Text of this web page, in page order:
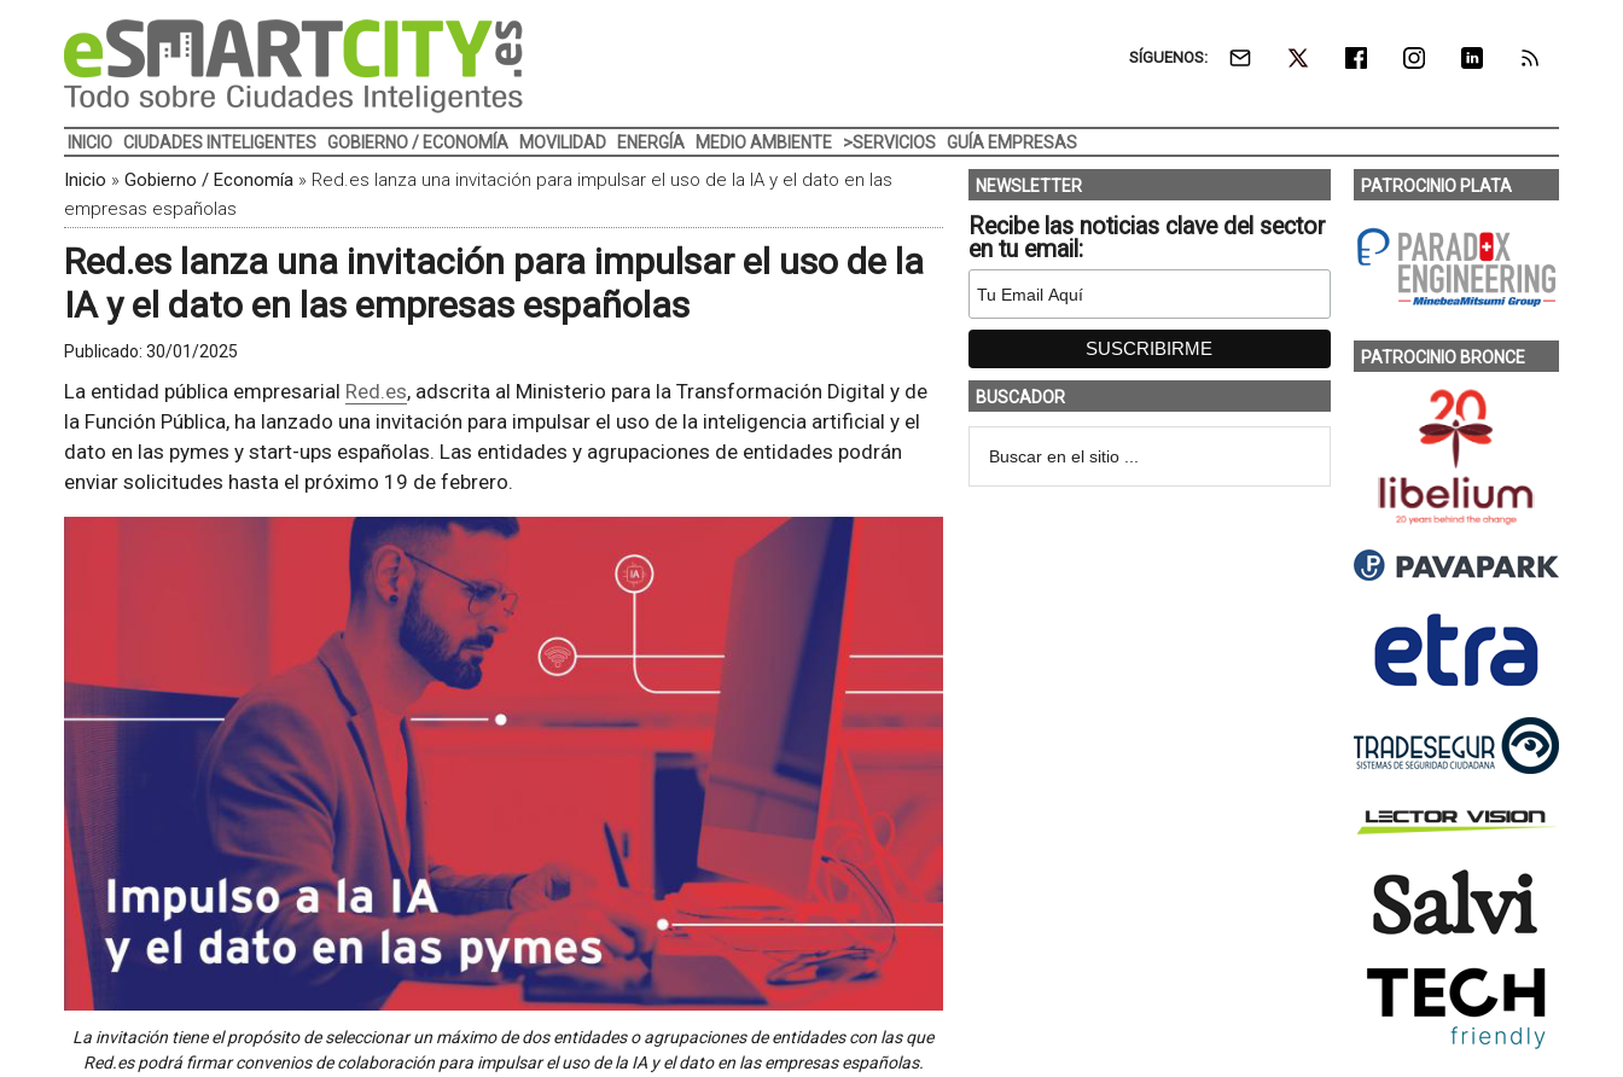
SÍGUENOS:
INICIO CIUDADES INTELIGENTES GOBIERNO / ECONOMÍA MOVILIDAD ENERGÍA MEDIO AMBIENTE >SERVICIOS GUÍA EMPRESAS
Inicio » Gobierno / Economía» Red.es lanza una invitación para impulsar el uso de la IA y el dato en las
empresas españolas
Red.es lanza una invitación para impulsar el uso de la
IA y el dato en las empresas españolas
Publicado: 30/01/2025
La entidad pública empresarial Red.es, adscrita al Ministerio para la Transformación Digital y de
la Función Pública, ha lanzado una invitación para impulsar el uso de la inteligencia artificial y el
dato en las pymes y start-ups españolas. Las entidades y agrupaciones de entidades podrán
enviar solicitudes hasta el próximo 19 de febrero.
La invitación tiene el propósito de seleccionar un máximo de dos entidades o agrupaciones de entidades con las que
Red.es podrá firmar convenios de colaboración para impulsar el uso de la IA y el dato en las empresas españolas.
NEWSLETTER
Recibe las noticias clave del sector
en tu email:
BUSCADOR
PATROCINIO PLATA
PATROCINIO BRONCE